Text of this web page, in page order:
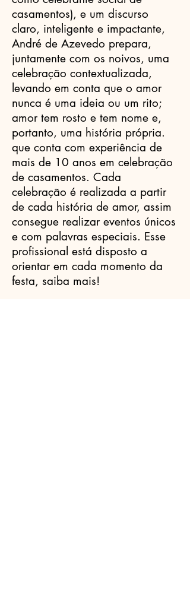
casamentos), e um discurso
claro, inteligente e impactante,
André de Azevedo prepara,
juntamente com os noivos, uma
celebração contextualizada,
levando em conta que o amor
nunca é uma ideia ou um rito;
amor tem rosto e tem nome e,
portanto, uma história própria.
que conta com experiência de
mais de 10 anos em celebração
de casamentos. Cada
celebração é realizada a partir
de cada história de amor, assim
consegue realizar eventos únicos
e com palavras especiais. Esse
profissional está disposto a
orientar em cada momento da
festa, saiba mais!